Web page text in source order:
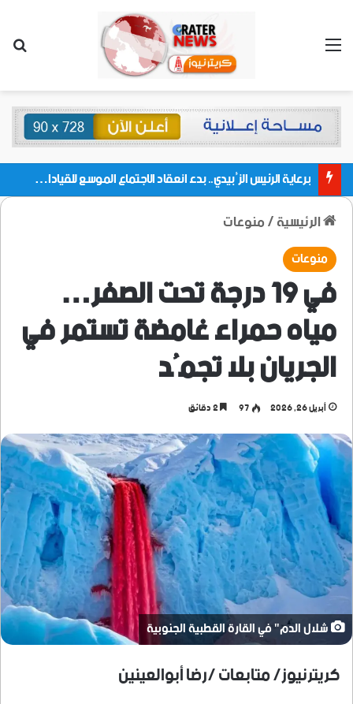
القائمة
برعاية الرئيس الزُبيدي.. بدء انعقاد الاجتماع الموسع للقيادات المحلية بالعاصمة ولمديريات وكتل مجلس العموم ومنسقيات الجامعة بالعاصمة عدن
الرئيسية/منوعات
منوعات
في 19 درجة تحت الصفر…
مياه حمراء غامضة تستمر في
الجريان بلا تجمُد
أبريل 26, 2026 97
شلال الدم" في القارة القطبية الجنوبية
كريترنيوز/ متابعات /رضا أبوالعينين